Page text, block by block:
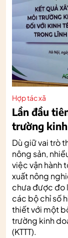
Hợp tác xã
Lần đầu
trường
Dù giữ vai trò
nông sản,
việc vận hành
xuất nông
chưa được đo
các bộ chỉ số
thiết với một
trường kinh
(KTTT).